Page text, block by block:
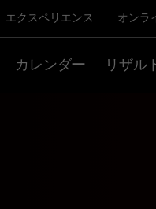
エクスペリエンス オンラ
カレンダー リザル